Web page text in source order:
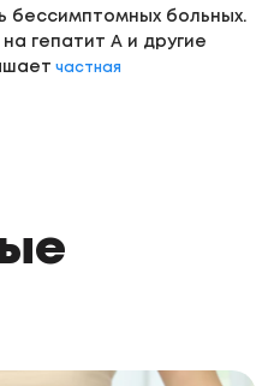
бессимптомных больных.
гепатит А и другие
частная